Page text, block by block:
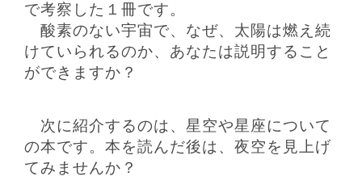
で考察した１冊です。
酸素のない宇宙で、なぜ、太陽は燃え続
けていられるのか、あなたは説明すること
ができますか？
次に紹介するのは、星空や星座について
の本です。本を読んだ後は、夜空を見上げ
てみませんか？